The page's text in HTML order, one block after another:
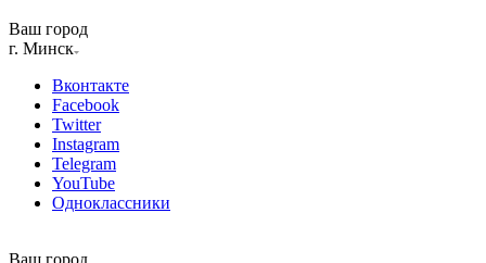
Ваш город
г. Минск
Вконтакте
Facebook
Twitter
Instagram
Telegram
YouTube
Одноклассники
Ваш город